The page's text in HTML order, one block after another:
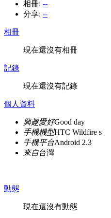
相冊: --
分享: --
相冊
現在還沒有相冊
記錄
現在還沒有記錄
個人資料
興趣愛好Good day
手機機型HTC Wildfire s
手機平台Android 2.3
來自台灣
動態
現在還沒有動態